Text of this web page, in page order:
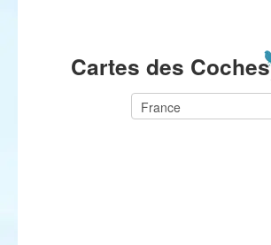
Cartes des Coches